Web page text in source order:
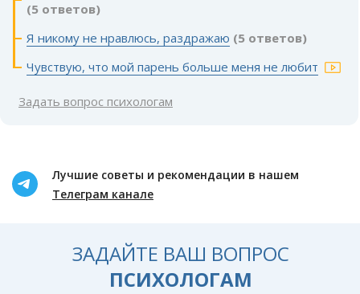
(5 ответов)
Я никому не нравлюсь, раздражаю (5 ответов)
Чувствую, что мой парень больше меня не любит
Задать вопрос психологам
Лучшие советы и рекомендации в нашем
Телеграм канале
ЗАДАЙТЕ ВАШ ВОПРОС
ПСИХОЛОГАМ